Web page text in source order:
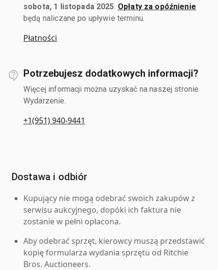
sobota, 1 listopada 2025 Opłaty za opóźnienie
będą naliczane po upływie terminu.
Płatności
Potrzebujesz dodatkowych informacji?
Więcej informacji można uzyskać na naszej stronie
Wydarzenie.
+1(951) 940-9441
Dostawa i odbiór
Kupujący nie mogą odebrać swoich zakupów z
serwisu aukcyjnego, dopóki ich faktura nie
zostanie w pełni opłacona.
Aby odebrać sprzęt, kierowcy muszą przedstawić
kopię formularza wydania sprzętu od Ritchie
Bros. Auctioneers.